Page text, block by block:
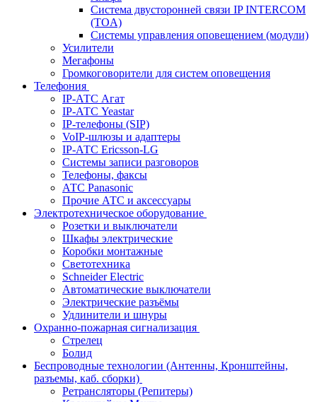
Система двусторонней связи IP INTERCOM
(TOA)
Системы управления оповещением (модули)
Усилители
Мегафоны
Громкоговорители для систем оповещения
Телефония
IP-АТС Агат
IP-АТС Yeastar
IP-телефоны (SIP)
VoIP-шлюзы и адаптеры
IP-АТС Ericsson-LG
Системы записи разговоров
Телефоны, факсы
АТС Panasonic
Прочие АТС и аксессуары
Электротехническое оборудование
Розетки и выключатели
Шкафы электрические
Коробки монтажные
Светотехника
Schneider Electric
Автоматические выключатели
Электрические разъёмы
Удлинители и шнуры
Охранно-пожарная сигнализация
Стрелец
Болид
Беспроводные технологии (Антенны, Кронштейны,
разъемы, каб. сборки)
Ретрансляторы (Репитеры)